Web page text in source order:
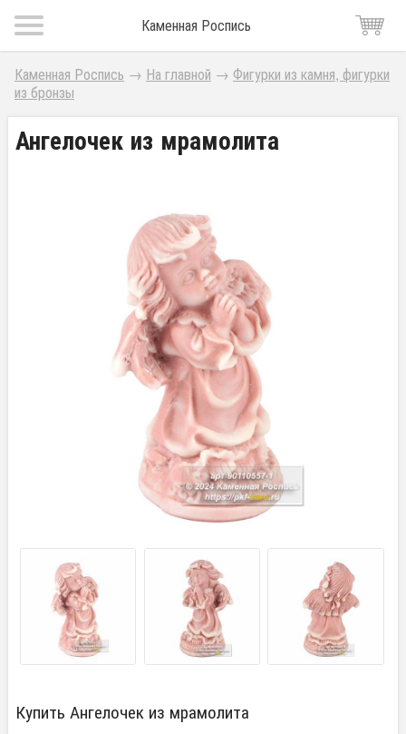
Каменная Роспись
Каменная Роспись → На главной → Фигурки из камня, фигурки
из бронзы
Ангелочек из мрамолита
Купить Ангелочек из мрамолита